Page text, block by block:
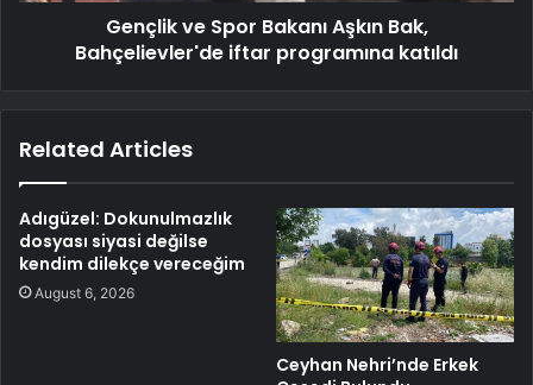
Gençlik ve Spor Bakanı Aşkın Bak,
Bahçelievler'de iftar programına katıldı
Related Articles
Adıgüzel: Dokunulmazlık
dosyası siyasi değilse
kendim dilekçe vereceğim
August 6, 2026
Ceyhan Nehri’nde Erkek